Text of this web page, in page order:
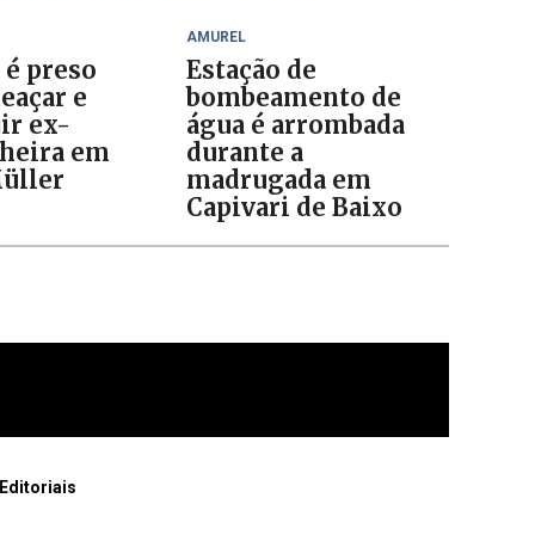
preso
e
ex-
em
AMUREL
Estação de
bombeamento de
água é arrombada
durante a
madrugada em
Capivari de Baixo